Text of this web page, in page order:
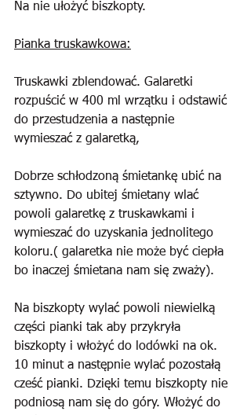
Na nie ułożyć biszkopty.
Pianka truskawkowa:
Truskawki zblendować. Galaretki
rozpuścić w 400 ml wrzątku i odstawić
do przestudzenia a następnie
wymieszać z galaretką,
Dobrze schłodzoną śmietankę ubić na
sztywno. Do ubitej śmietany wlać
powoli galaretkę z truskawkami i
wymieszać do uzyskania jednolitego
koloru.( galaretka nie może być ciepła
bo inaczej śmietana nam się zważy).
Na biszkopty wylać powoli niewielką
części pianki tak aby przykryła
biszkopty i włożyć do lodówki na ok.
10 minut a następnie wylać pozostałą
cześć pianki. Dzięki temu biszkopty nie
podniosą nam się do góry. Włożyć do